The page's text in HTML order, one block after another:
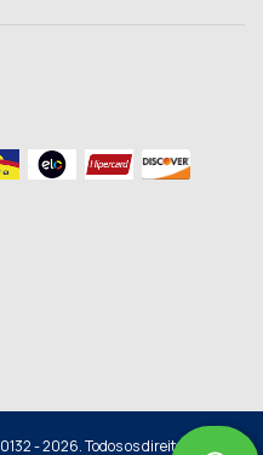
- 2026. Todos os direitos